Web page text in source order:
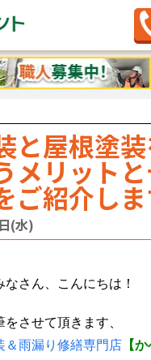
感謝しますブログ»外
ットとデメリットをご紹
と屋根塗
メリット
ご紹介しま
(水)
さん、こんにちは！
させて頂きます、
＆雨漏り修繕専門店 【